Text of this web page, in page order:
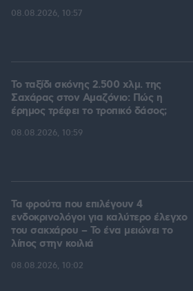
08.08.2026, 10:57
Το ταξίδι σκόνης 2.500 χλμ. της
Σαχάρας στον Αμαζόνιο: Πώς η
έρημος τρέφει το τροπικό δάσος;
08.08.2026, 10:59
Τα φρούτα που επιλέγουν 4
ενδοκρινολόγοι για καλύτερο έλεγχο
του σακχάρου – Το ένα μειώνει το
λίπος στην κοιλιά
08.08.2026, 10:02